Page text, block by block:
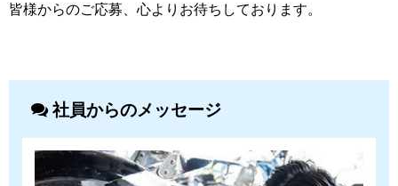
皆様からのご応募、心よりお待ちしております。
社員からのメッセージ